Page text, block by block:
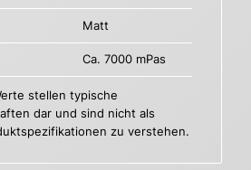
Matt
Ca. 7000 mPas
stellen typische
dar und sind nicht als
zu verstehen.